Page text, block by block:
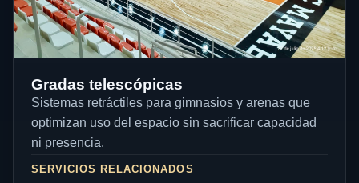
Gradas telescópicas
Sistemas retráctiles para gimnasios y arenas que
optimizan uso del espacio sin sacrificar capacidad
ni presencia.
SERVICIOS RELACIONADOS